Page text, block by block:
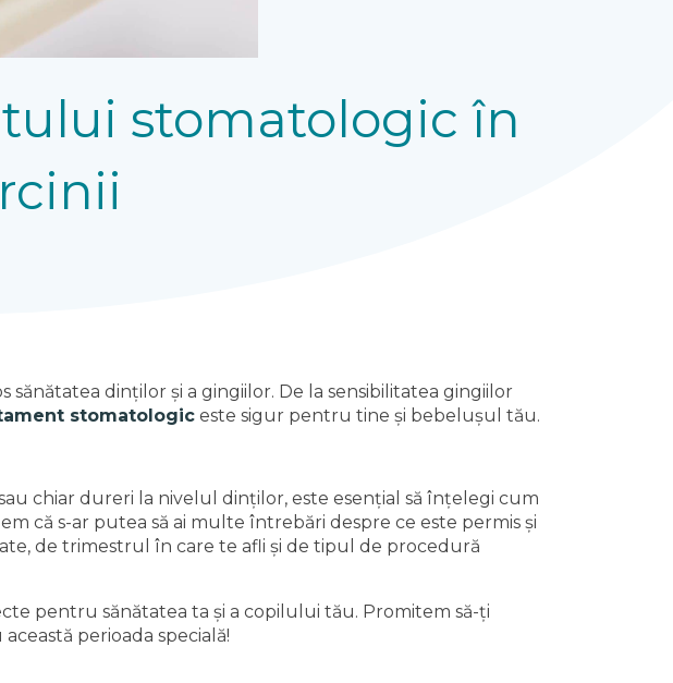
stomatologic în
dinților și a gingiilor. De la sensibilitatea gingiilor
stomatologic este sigur pentru tine și bebelușul tău.
chiar dureri la nivelul dinților, este esențial să înțelegi cum
că s-ar putea să ai multe întrebări despre ce este permis și
de trimestrul în care te afli și de tipul de procedură
pentru sănătatea ta și a copilului tău. Promitem să-ți
perioada specială!